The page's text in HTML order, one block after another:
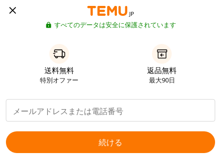
JP
すべてのデータは安全に保護されています
送料無料
特別オファー
返品無料
最大90日
続ける